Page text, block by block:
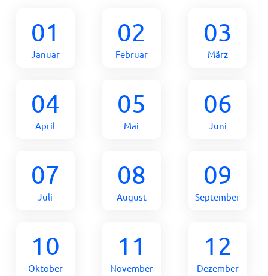
01
Januar
02
Februar
03
März
04
April
05
Mai
06
Juni
07
Juli
08
August
09
September
10
Oktober
11
November
12
Dezember